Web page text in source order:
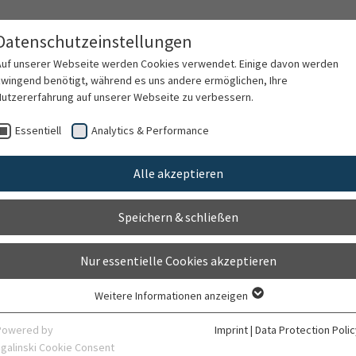
for pump therapy for
unserer Webseite werden Cookies verwendet. Einige davon werden
benötigt, während es uns andere ermöglichen, Ihre
auf unserer Webseite zu verbessern.
Essentiell Analytics & Performance
Alle akzeptieren
Speichern & schließen
Nur essentielle Cookies akzeptieren
Essentielle Cookies werden für grundlegende Funktionen der Webseite
benötigt. Dadurch ist gewährleistet, dass die Webseite einwandfrei
Weitere Informationen anzeigen
by
Cookie Consent
Imprint| Data Protection